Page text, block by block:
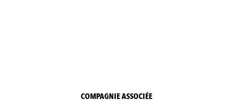
COMPAGNIE ASSOCIÉE